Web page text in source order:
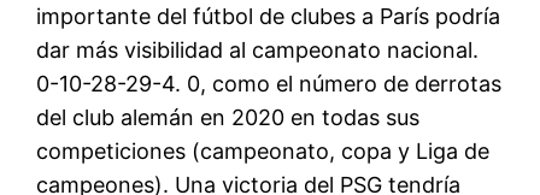
importante del fútbol de clubes a París podría
dar más visibilidad al campeonato nacional.
0-10-28-29-4. 0, como el número de derrotas
del club alemán en 2020 en todas sus
competiciones (campeonato, copa y Liga de
campeones). Una victoria del PSG tendría